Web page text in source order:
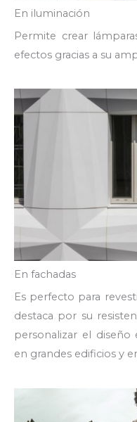
En iluminación
Permite crear
efectos gracias a su
En fachadas
Es perfecto para
destaca por su
personalizar el diseño
en grandes edificios y